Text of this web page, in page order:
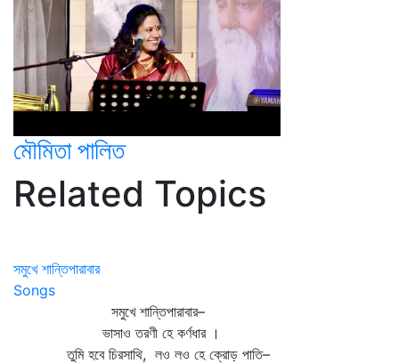
মৌমিতা পালিত
Related Topics
সমুখে শান্তিপারাবার
Songs
সমুখে শান্তিপারাবার–
ভাসাও তরণী হে কর্ণধার ।
তুমি হবে চিরসাথি, লও লও হে ক্রোড় পাতি–